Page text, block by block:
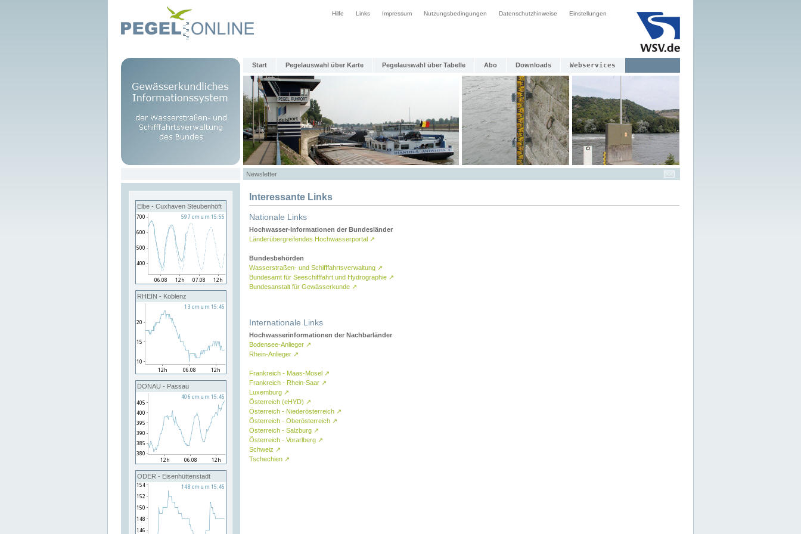
Hilfe Links Impressum Nutzungsbedingungen Datenschutzhinweise Einstellungen
Start Pegelauswahl über Karte Pegelauswahl über Tabelle Abo Downloads Webservices
Newsletter
Elbe - Cuxhaven Steubenhöft
RHEIN - Koblenz
DONAU - Passau
ODER - Eisenhüttenstadt
Interessante Links
Nationale Links
Hochwasser-Informationen der Bundesländer
Länderübergreifendes Hochwasserportal ↗
Bundesbehörden
Wasserstraßen- und Schifffahrtsverwaltung ↗
Bundesamt für Seeschifffahrt und Hydrographie ↗
Bundesanstalt für Gewässerkunde ↗
Internationale Links
Hochwasserinformationen der Nachbarländer
Bodensee-Anlieger ↗
Rhein-Anlieger ↗
Frankreich - Maas-Mosel ↗
Frankreich - Rhein-Saar ↗
Luxemburg ↗
Österreich (eHYD) ↗
Österreich - Niederösterreich ↗
Österreich - Oberösterreich ↗
Österreich - Salzburg ↗
Österreich - Vorarlberg ↗
Schweiz ↗
Tschechien ↗